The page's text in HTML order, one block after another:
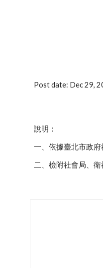
Post date: Dec 29,
說明：
一、依據臺北市政
二、檢附社會局、